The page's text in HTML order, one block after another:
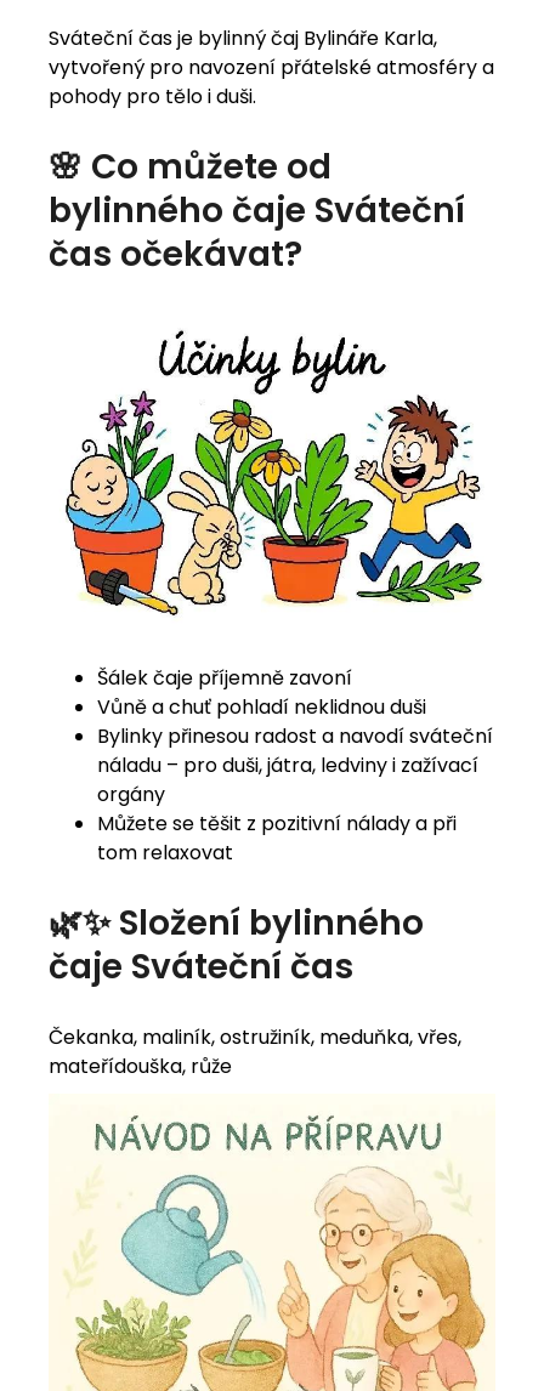
Sváteční čas je bylinný čaj Bylináře Karla,
vytvořený pro navození přátelské atmosféry a
pohody pro tělo i duši.
🌸 Co můžete od
bylinného čaje Sváteční
čas očekávat?
Šálek čaje příjemně zavoní
Vůně a chuť pohladí neklidnou duši
Bylinky přinesou radost a navodí sváteční
náladu – pro duši, játra, ledviny i zažívací
orgány
Můžete se těšit z pozitivní nálady a při
tom relaxovat
🌿✨ Složení bylinného
čaje Sváteční čas
Čekanka, maliník, ostružiník, meduňka, vřes,
mateřídouška, růže